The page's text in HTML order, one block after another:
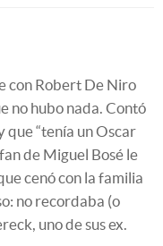
con Robert De Niro
no hubo nada. Contó
que “tenía un Oscar
de Miguel Bosé le
cenó con la familia
no recordaba (o
uno de sus ex.